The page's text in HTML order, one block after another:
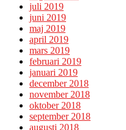
juli 2019
juni 2019
maj 2019
april 2019
mars 2019
februari 2019
januari 2019
december 2018
november 2018
oktober 2018
september 2018
augusti 2018